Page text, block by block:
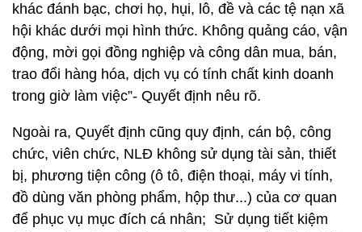
khác đánh bạc, chơi họ, hụi, lô, đề và các tệ nạn xã
hội khác dưới mọi hình thức. Không quảng cáo, vận
động, mời gọi đồng nghiệp và công dân mua, bán,
trao đổi hàng hóa, dịch vụ có tính chất kinh doanh
trong giờ làm việc”- Quyết định nêu rõ.
Ngoài ra, Quyết định cũng quy định, cán bộ, công
chức, viên chức, NLĐ không sử dụng tài sản, thiết
bị, phương tiện công (ô tô, điện thoại, máy vi tính,
đồ dùng văn phòng phẩm, hộp thư...) của cơ quan
để phục vụ mục đích cá nhân; Sử dụng tiết kiệm